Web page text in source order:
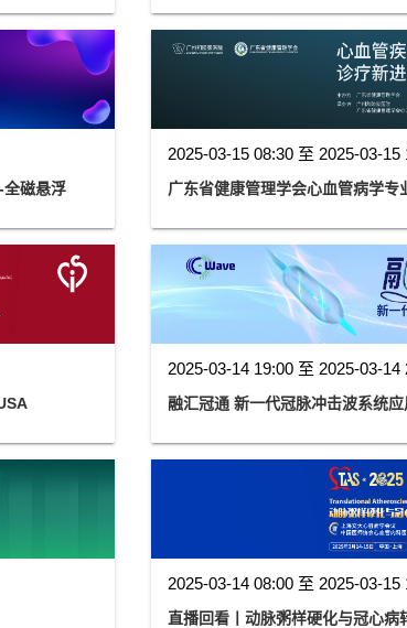
全磁悬浮
2025-03-15 08:30 至 2025-03-15
广东省健康管理学会心血管病学
2025-03-14 19:00 至 2025-03-14
融汇冠通 新一代冠脉冲击波系统应
2025-03-14 08:00 至 2025-03-15
直播回看丨动脉粥样硬化与冠心